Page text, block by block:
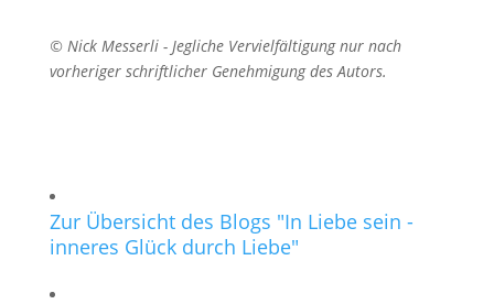
© Nick Messerli - Jegliche Vervielfältigung nur nach
vorheriger schriftlicher Genehmigung des Autors.
Zur Übersicht des Blogs "In Liebe sein -
inneres Glück durch Liebe"